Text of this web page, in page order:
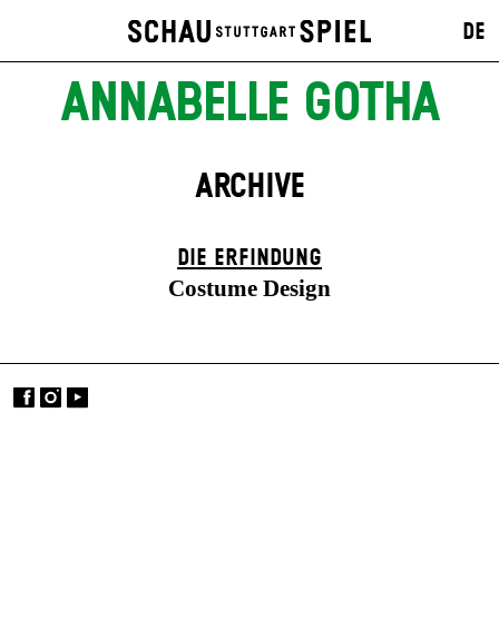
DE
ANNABELLE GOTHA
ARCHIVE
DIE ERFINDUNG
Costume Design